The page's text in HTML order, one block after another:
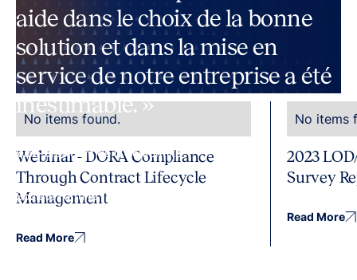
aide dans le choix de la bonne
solution et dans la mise en
service de notre entreprise a été
inestimable. »
Vice-président de la conformité
Société Fortune 100
Dernières informations
No items found.
Webinar - DORA Compliance
Through Contract Lifecycle
Management
Read More
No items
2023
Survey
Read More